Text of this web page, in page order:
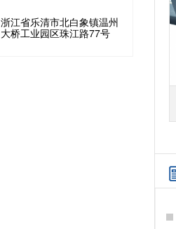
浙江省乐清市北白象镇温州
大桥工业园区珠江路77号